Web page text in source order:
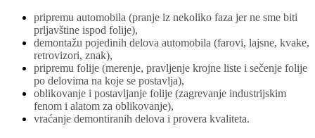
pripremu automobila (pranje iz nekoliko faza jer ne sme biti
prljavštine ispod folije),
demontažu pojedinih delova automobila (farovi, lajsne, kvake,
retrovizori, znak),
pripremu folije (merenje, pravljenje krojne liste i sečenje folije
po delovima na koje se postavlja),
oblikovanje i postavljanje folije (zagrevanje industrijskim
fenom i alatom za oblikovanje),
vraćanje demontiranih delova i provera kvaliteta.